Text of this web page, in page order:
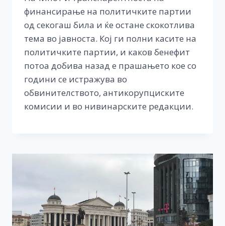
финансирање на политичките партии
од секогаш била и ќе остане скокотлива
тема во јавноста. Кој ги полни касите на
политичките партии, и каков бенефит
потоа добива назад е прашањето кое со
години се истражува во
обвинителството, антикорупциските
комисии и во нивинарските редакции.